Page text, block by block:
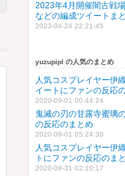
2023年4月開催闇古戦
などの編成ツイートま
2023-04-24 22:21:45
yuzupipl の人気のまとめ
人気コスプレイヤー伊
イートにファンの反応
2020-09-01 00:44:24
鬼滅の刃の甘露寺蜜璃
の反応のまとめ
2020-09-01 05:24:30
人気コスプレイヤー伊
トにファンの反応のま
2020-08-31 02:10:17